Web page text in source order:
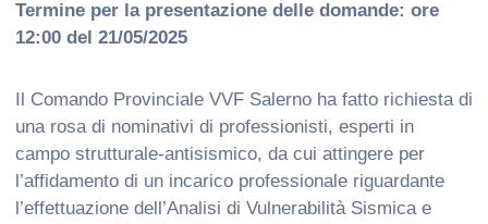
Termine per la presentazione delle domande: ore
12:00 del 21/05/2025
Il Comando Provinciale VVF Salerno ha fatto richiesta di
una rosa di nominativi di professionisti, esperti in
campo strutturale-antisismico, da cui attingere per
l’affidamento di un incarico professionale riguardante
l’effettuazione dell’Analisi di Vulnerabilità Sismica e